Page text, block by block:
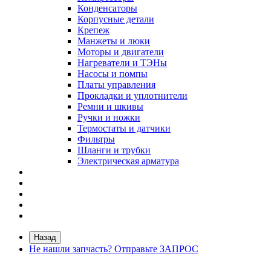
Конденсаторы
Корпусные детали
Крепеж
Манжеты и люки
Моторы и двигатели
Нагреватели и ТЭНы
Насосы и помпы
Платы управления
Прокладки и уплотнители
Ремни и шкивы
Ручки и ножки
Термостаты и датчики
Фильтры
Шланги и трубки
Электрическая арматура
Назад
Не нашли запчасть? Отправьте ЗАПРОС